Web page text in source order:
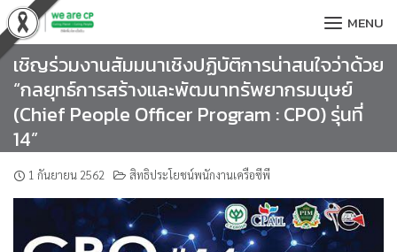
Skip
to
content
MENU
เชิญร่วมงานสัมมนาเชิงปฏิบัติการน่าสนใจว่าด้วย
“กลยุทธ์การสร้างและพัฒนาทรัพยากรมนุษย์
(Chief People Officer Program : CPO) รุ่นที่
14”
1 กันยายน 2562 สิทธิประโยชน์พนักงานเครือซีพี